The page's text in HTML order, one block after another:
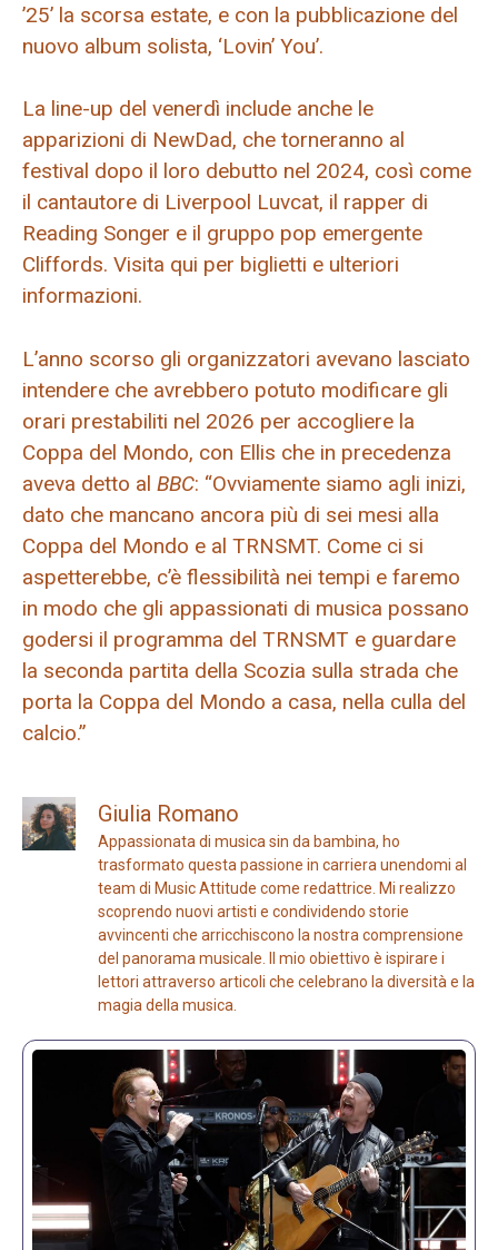
’25’ la scorsa estate, e con la pubblicazione del
nuovo album solista, ‘Lovin’ You’.
La line-up del venerdì include anche le
apparizioni di NewDad, che torneranno al
festival dopo il loro debutto nel 2024, così come
il cantautore di Liverpool Luvcat, il rapper di
Reading Songer e il gruppo pop emergente
Cliffords. Visita qui per biglietti e ulteriori
informazioni.
L’anno scorso gli organizzatori avevano lasciato
intendere che avrebbero potuto modificare gli
orari prestabiliti nel 2026 per accogliere la
Coppa del Mondo, con Ellis che in precedenza
aveva detto al BBC: “Ovviamente siamo agli inizi,
dato che mancano ancora più di sei mesi alla
Coppa del Mondo e al TRNSMT. Come ci si
aspetterebbe, c’è flessibilità nei tempi e faremo
in modo che gli appassionati di musica possano
godersi il programma del TRNSMT e guardare
la seconda partita della Scozia sulla strada che
porta la Coppa del Mondo a casa, nella culla del
calcio.”
Giulia Romano
Appassionata di musica sin da bambina, ho
trasformato questa passione in carriera unendomi al
team di Music Attitude come redattrice. Mi realizzo
scoprendo nuovi artisti e condividendo storie
avvincenti che arricchiscono la nostra comprensione
del panorama musicale. Il mio obiettivo è ispirare i
lettori attraverso articoli che celebrano la diversità e la
magia della musica.